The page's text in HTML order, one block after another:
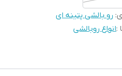
: رو بالشی پتینه ای
:انواع روبالشی